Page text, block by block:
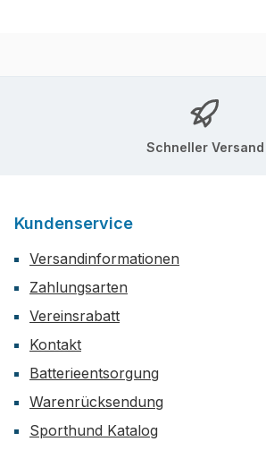
Schneller Versand
Kundenservice
Versandinformationen
Zahlungsarten
Vereinsrabatt
Kontakt
Batterieentsorgung
Warenrücksendung
Sporthund Katalog